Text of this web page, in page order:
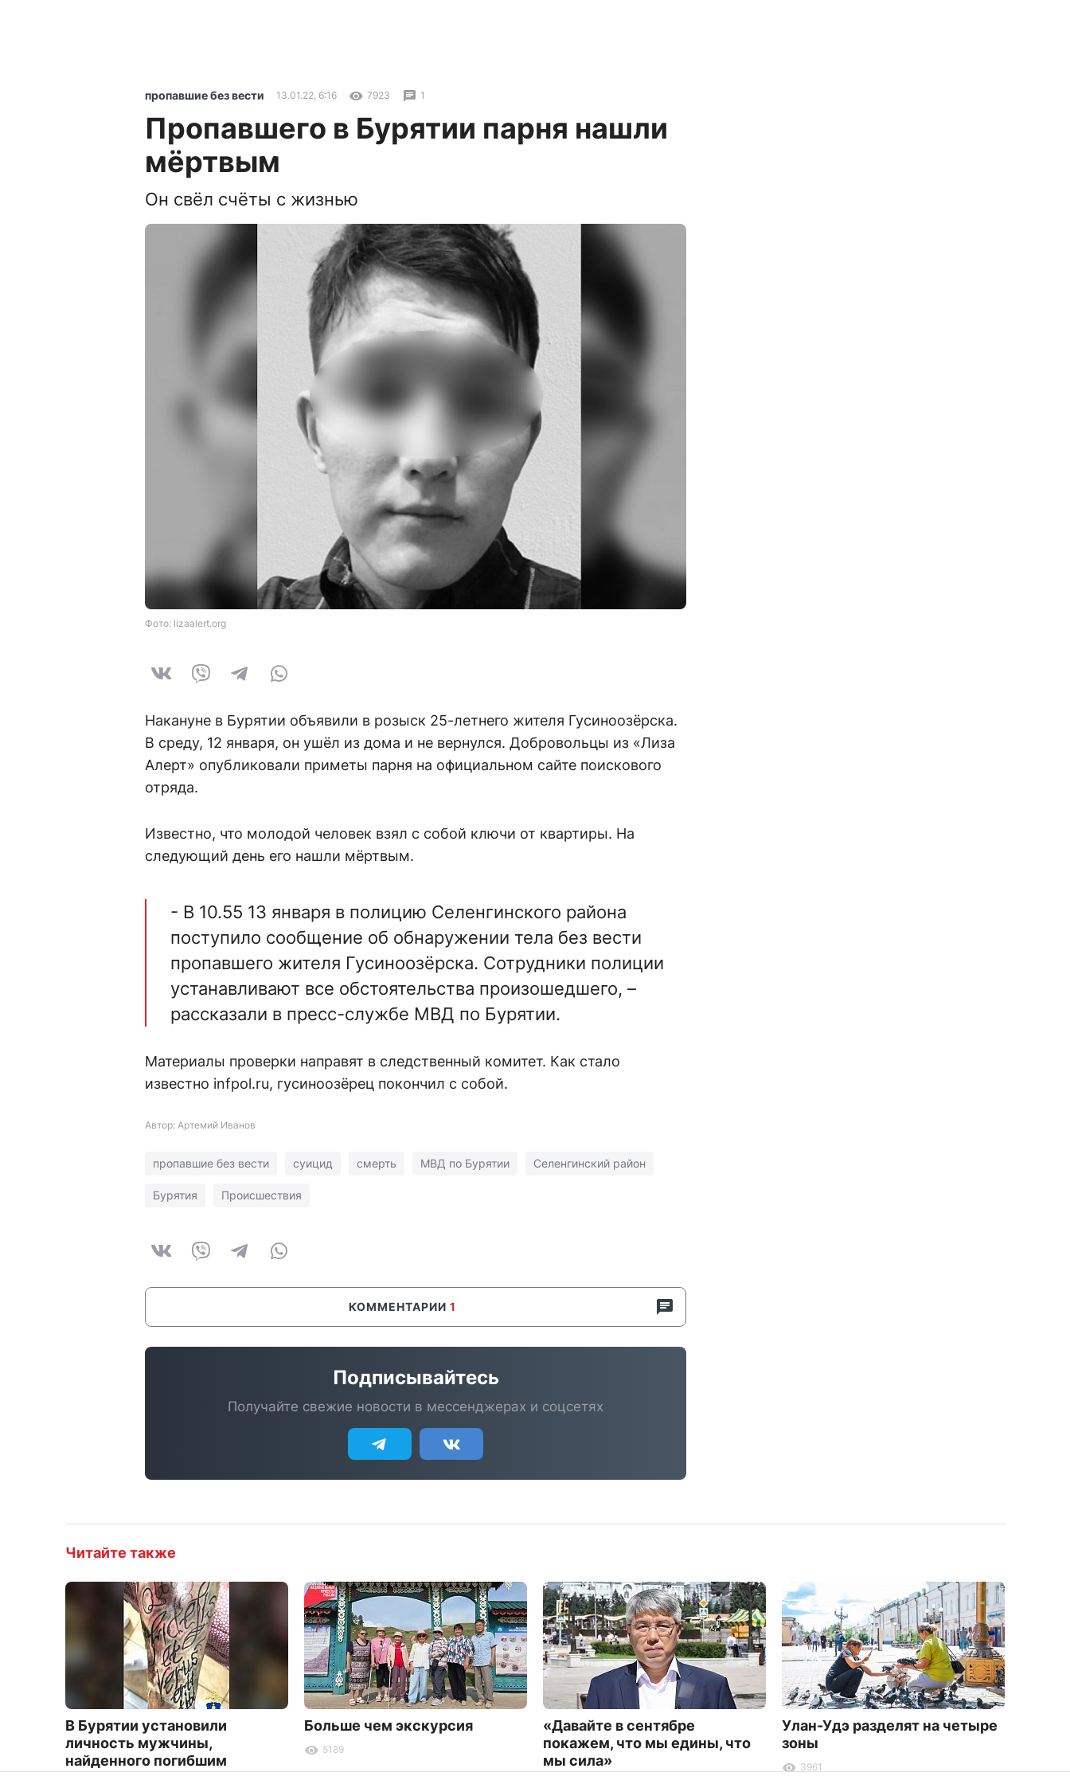
пропавшие без вести 13.01.22, 6:16 7923 1
Пропавшего в Бурятии парня нашли
мёртвым
Он свёл счёты с жизнью
Фото: lizaalert.org
Накануне в Бурятии объявили в розыск 25-летнего жителя Гусиноозёрска.
В среду, 12 января, он ушёл из дома и не вернулся. Добровольцы из «Лиза
Алерт» опубликовали приметы парня на официальном сайте поискового
отряда.
Известно, что молодой человек взял с собой ключи от квартиры. На
следующий день его нашли мёртвым.
- В 10.55 13 января в полицию Селенгинского района
поступило сообщение об обнаружении тела без вести
пропавшего жителя Гусиноозёрска. Сотрудники полиции
устанавливают все обстоятельства произошедшего, –
рассказали в пресс-службе МВД по Бурятии.
Материалы проверки направят в следственный комитет. Как стало
известно infpol.ru, гусиноозёрец покончил с собой.
Автор: Артемий Иванов
пропавшие без вести суицид смерть МВД по Бурятии Селенгинский район
Бурятия Происшествия
КОММЕНТАРИИ 1
Подписывайтесь
Получайте свежие новости в мессенджерах и соцсетях
Читайте также
В Бурятии установили
личность мужчины,
найденного погибшим
Больше чем экскурсия
5189
«Давайте в сентябре
покажем, что мы едины, что
мы сила»
Улан-Удэ разделят на четыре
зоны
3961